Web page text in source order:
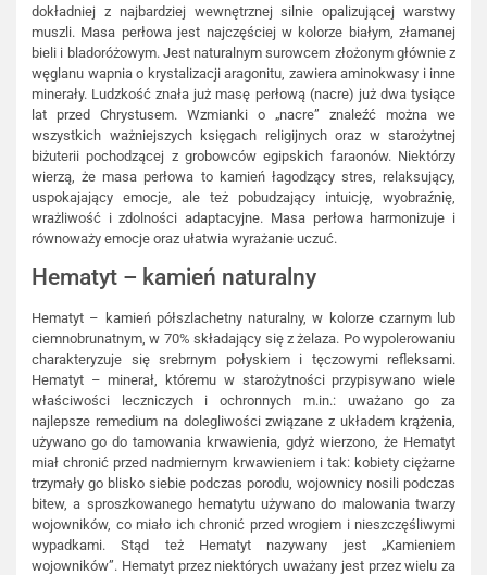
dokładniej z najbardziej wewnętrznej silnie opalizującej warstwy
muszli. Masa perłowa jest najczęściej w kolorze białym, złamanej
bieli i bladoróżowym. Jest naturalnym surowcem złożonym głównie z
węglanu wapnia o krystalizacji aragonitu, zawiera aminokwasy i inne
minerały. Ludzkość znała już masę perłową (nacre) już dwa tysiące
lat przed Chrystusem. Wzmianki o „nacre” znaleźć można we
wszystkich ważniejszych księgach religijnych oraz w starożytnej
biżuterii pochodzącej z grobowców egipskich faraonów. Niektórzy
wierzą, że masa perłowa to kamień łagodzący stres, relaksujący,
uspokajający emocje, ale też pobudzający intuicję, wyobraźnię,
wrażliwość i zdolności adaptacyjne. Masa perłowa harmonizuje i
równoważy emocje oraz ułatwia wyrażanie uczuć.
Hematyt – kamień naturalny
Hematyt – kamień półszlachetny naturalny, w kolorze czarnym lub
ciemnobrunatnym, w 70% składający się z żelaza. Po wypolerowaniu
charakteryzuje się srebrnym połyskiem i tęczowymi refleksami.
Hematyt – minerał, któremu w starożytności przypisywano wiele
właściwości leczniczych i ochronnych m.in.: uważano go za
najlepsze remedium na dolegliwości związane z układem krążenia,
używano go do tamowania krwawienia, gdyż wierzono, że Hematyt
miał chronić przed nadmiernym krwawieniem i tak: kobiety ciężarne
trzymały go blisko siebie podczas porodu, wojownicy nosili podczas
bitew, a sproszkowanego hematytu używano do malowania twarzy
wojowników, co miało ich chronić przed wrogiem i nieszczęśliwymi
wypadkami. Stąd też Hematyt nazywany jest „Kamieniem
wojowników”. Hematyt przez niektórych uważany jest przez wielu za